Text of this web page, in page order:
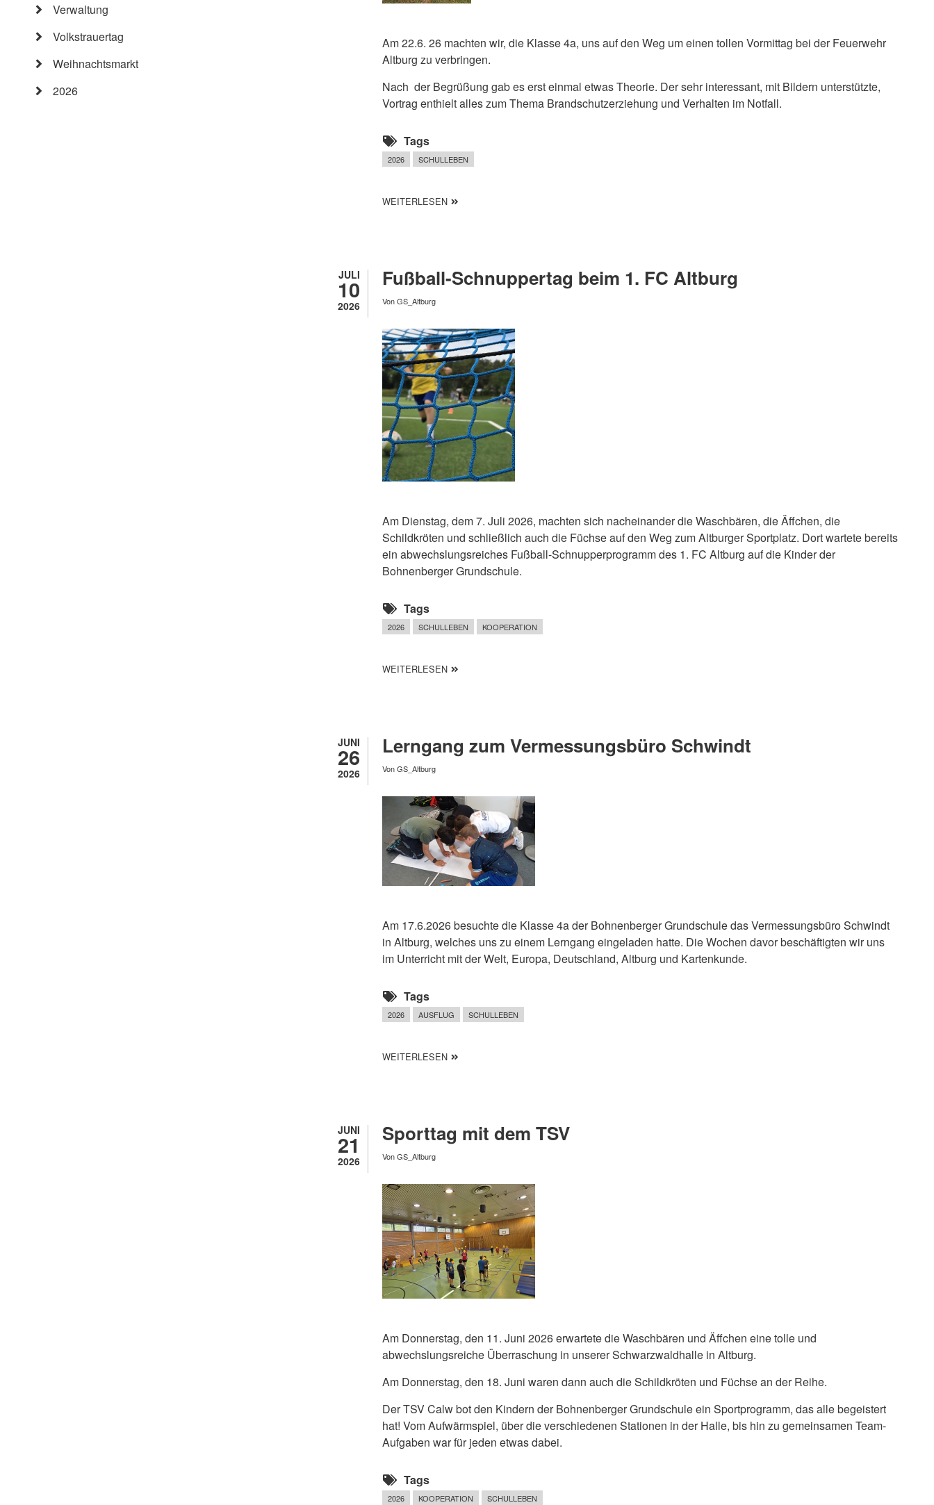
Am 22.6. 26 machten wir, die Klasse 4a, uns auf den Weg um einen tollen Vormittag bei der Feuerwehr
Altburg zu verbringen.
Nach der Begrüßung gab es erst einmal etwas Theorie. Der sehr interessant, mit Bildern unterstützte,
Vortrag enthielt alles zum Thema Brandschutzerziehung und Verhalten im Notfall.
Tags
2026 SCHULLEBEN
WEITERLESENÜBER LERNGANG DER FÜCHSE ZUR FEUERWEHR IN CALW
JULI
10
2026
Fußball-Schnuppertag beim 1. FC Altburg
VonGS_Altburg
Am Dienstag, dem 7. Juli 2026, machten sich nacheinander die Waschbären, die Äffchen, die
Schildkröten und schließlich auch die Füchse auf den Weg zum Altburger Sportplatz. Dort wartete bereits
ein abwechslungsreiches Fußball-Schnupperprogramm des 1. FC Altburg auf die Kinder der
Bohnenberger Grundschule.
Tags
2026 SCHULLEBEN KOOPERATION
WEITERLESENÜBER FUSSBALL-SCHNUPPERTAG BEIM 1. FC ALTBURG
JUNI
26
2026
Lerngang zum Vermessungsbüro Schwindt
VonGS_Altburg
Am 17.6.2026 besuchte die Klasse 4a der Bohnenberger Grundschule das Vermessungsbüro Schwindt
in Altburg, welches uns zu einem Lerngang eingeladen hatte. Die Wochen davor beschäftigten wir uns
im Unterricht mit der Welt, Europa, Deutschland, Altburg und Kartenkunde.
Tags
2026 AUSFLUG SCHULLEBEN
WEITERLESENÜBER LERNGANG ZUM VERMESSUNGSBÜRO SCHWINDT
JUNI
21
2026
Sporttag mit dem TSV
VonGS_Altburg
Am Donnerstag, den 11. Juni 2026 erwartete die Waschbären und Äffchen eine tolle und
abwechslungsreiche Überraschung in unserer Schwarzwaldhalle in Altburg.
Am Donnerstag, den 18. Juni waren dann auch die Schildkröten und Füchse an der Reihe.
Der TSV Calw bot den Kindern der Bohnenberger Grundschule ein Sportprogramm, das alle begeistert
hat! Vom Aufwärmspiel, über die verschiedenen Stationen in der Halle, bis hin zu gemeinsamen Team-
Aufgaben war für jeden etwas dabei.
Tags
2026 KOOPERATION SCHULLEBEN
Verwaltung
Volkstrauertag
Weihnachtsmarkt
2026